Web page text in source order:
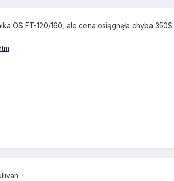
OS FT-120/160, ale cena osiągnęła chyba